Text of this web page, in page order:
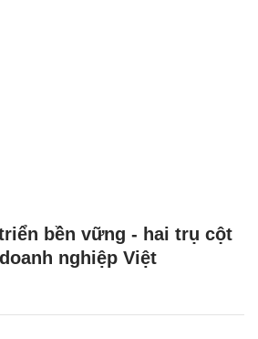
bền vững - hai trụ cột
nghiệp Việt